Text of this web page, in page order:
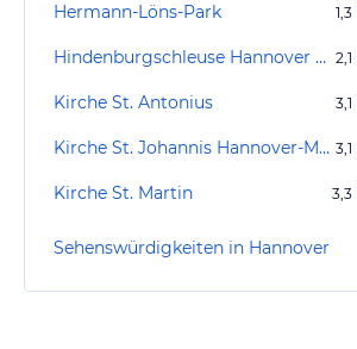
Hermann-Löns-Park 1,3
Hindenburgschleuse Hannover Anderten 2,1
Kirche St. Antonius 3,1
Kirche St. Johannis Hannover-Misburg 3,1
Kirche St. Martin 3,3
Sehenswürdigkeiten in Hannover